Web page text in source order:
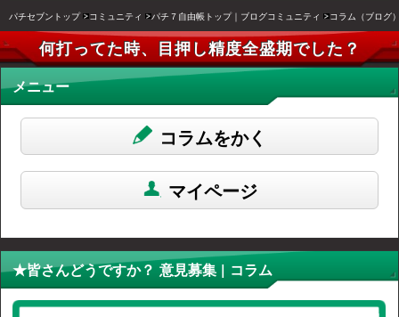
パチセブントップ コミュニティ パチ７自由帳トップ｜ブログコミュニティ コラム（ブログ
何打ってた時、目押し精度全盛期でした？
メニュー
コラムをかく
マイページ
★皆さんどうですか？ 意見募集 | コラム